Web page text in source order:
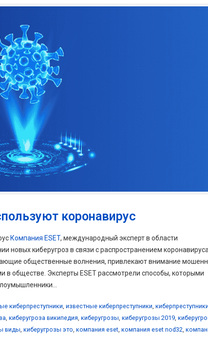
коронавирус
Компания ESET, международный эксперт в области
новых киберугроз в связи с распространением
общественные волнения, привлекают внимание
в обществе. Эксперты ESET рассмотрели способы, которыми
киберпреступники, известные киберпреступники,
, киберугроза википедия, киберугрозы, киберугрозы 2019,
виды, киберугрозы это, компания eset, компания eset nod32,